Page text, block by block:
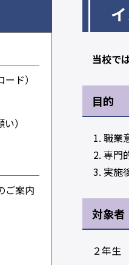
当校で
目的
職業
専門
実施
対象者
２年生
ド）
）
ご案内